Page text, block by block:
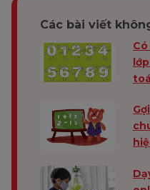
Các bài viết